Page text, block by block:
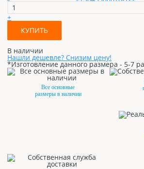
+
КУПИТЬ
В наличии
Нашли дешевле? Снизим цену!
*Изготовление данного размера - 5-7
Все основные
размеры в наличии